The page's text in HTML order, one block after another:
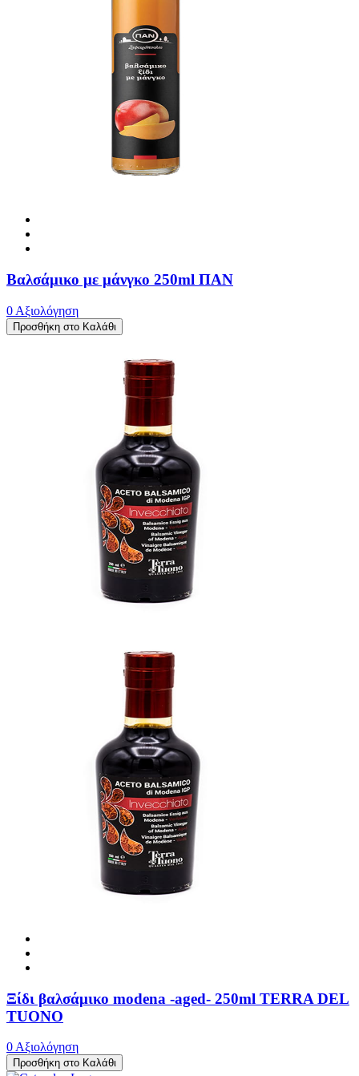
Βαλσάμικο με μάνγκο 250ml ΠΑΝ
0 Αξιολόγηση
Προσθήκη στο Καλάθι
Ξίδι βαλσάμικο modena -aged- 250ml TERRA DEL
TUONO
0 Αξιολόγηση
Προσθήκη στο Καλάθι